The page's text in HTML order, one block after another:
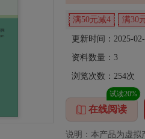
满50元减4 满30
更新时间：2025-
资料数量： 3
浏览次数： 254次
在线阅读
试读20%
说明：本产品为虚拟